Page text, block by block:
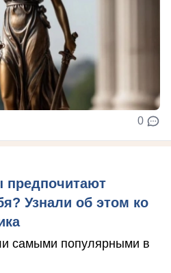
0
предпочитают
Узнали об этом ко
самыми популярными в